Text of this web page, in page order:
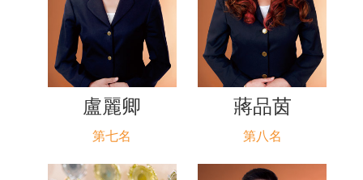
盧麗卿
第七名
蔣品茵
第八名